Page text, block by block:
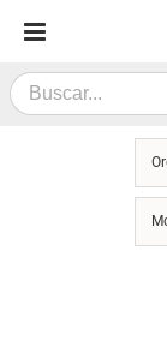
contenido
Search
for: